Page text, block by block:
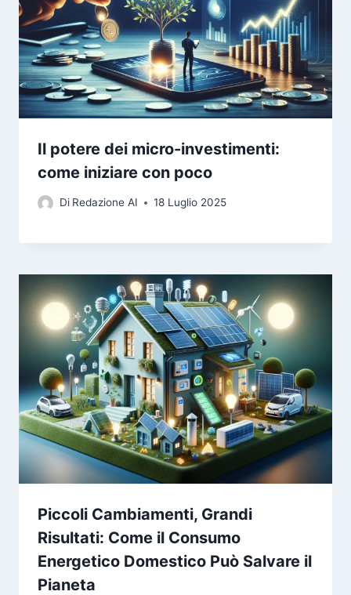
Il potere dei micro-investimenti:
come iniziare con poco
Di Redazione AI 18 Luglio 2025
Piccoli Cambiamenti, Grandi
Risultati: Come il Consumo
Energetico Domestico Può Salvare il
Pianeta